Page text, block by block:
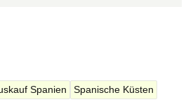
Spanien Spanische Küsten